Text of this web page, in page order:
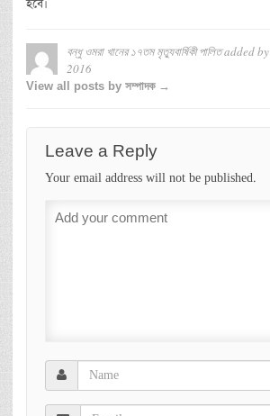
হবে।
বন্ধু ওমরা খানের ১৭তম মৃত্যুবার্ষিকী পালিতadded by
2016
View all posts by সম্পাদক →
Leave a Reply
Your email address will not be published.